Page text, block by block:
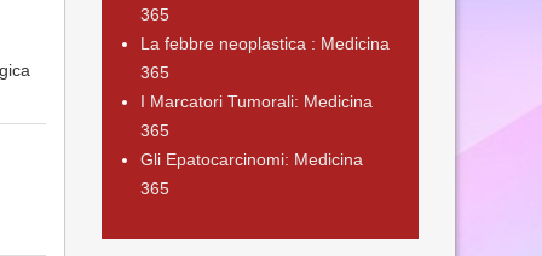
365
La febbre neoplastica : Medicina
365
I Marcatori Tumorali: Medicina
365
Gli Epatocarcinomi: Medicina
365